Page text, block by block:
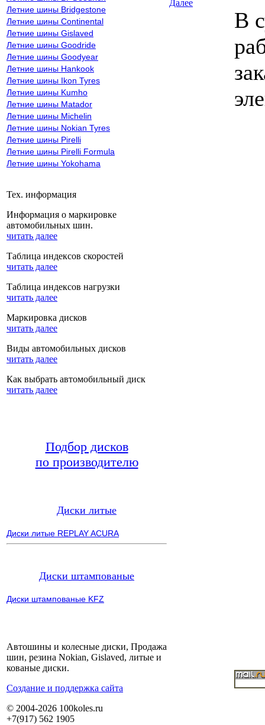
Летние шины Bridgestone
Летние шины Continental
Летние шины Gislaved
Летние шины Goodride
Летние шины Goodyear
Летние шины Hankook
Летние шины Ikon Tyres
Летние шины Kumho
Летние шины Matador
Летние шины Michelin
Летние шины Nokian Tyres
Летние шины Pirelli
Летние шины Pirelli Formula
Летние шины Yokohama
Тех. информация
Информация о маркировке
автомобильных шин.
читать далее
Таблица индексов скоростей
читать далее
Таблица индексов нагрузки
читать далее
Маркировка дисков
читать далее
Виды автомобильных дисков
читать далее
Как выбрать автомобильный диск
читать далее
Подбор дисков
по производителю
Диски литые
Диски литые REPLAY ACURA
Диски штампованые
Диски штампованые KFZ
Далее
В
Автошины и колесные диски, Продажа
шин, резина Nokian, Gislaved, литые и
кованые диски.
Cоздание и поддержка сайта
© 2004-2026 100koles.ru
+7(917) 562 1905